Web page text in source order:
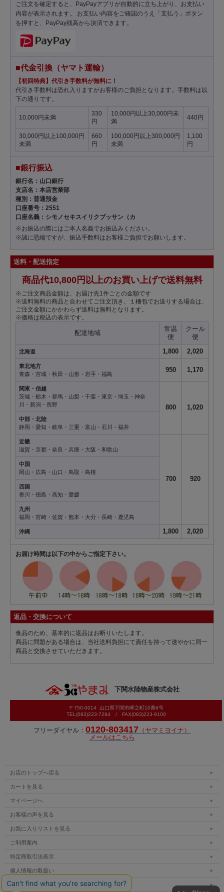
ご注文を確定すると、PayPayアプリが自動的に立ち上がり、お支払い
内容が表示されます。 お支払い内容をご確認のうえ「支払う」ボタン
を押すと、PayPay残高から決済できます。
■代金引換（ヤマト運輸）
【初回特典】代引き手数料が無料に！
代引き手数料は恐れ入りますがお客様のご負担となります。手数料は以
下の通りです。
10,000円未満
330
円
10,000円以上30,000円未
満
440円
30,000円以上100,000円
未満
660
円
100,000円以上300,000円
未満
1,100
円
■銀行振込
銀行名：山口銀行
支店名：本店営業部
種別：普通預金
口座番号：2551
口座名義：シモノセキスイリクブッサン（カ
※お振込の際にはご本人名義でお振込みください。
※誠に恐縮ですが、振込手数料はお客様ご負担でお願いします。
送料・配送指定
商品代10,800円以上のお買い上げで送料無料
※ご注文商品金額は、お届け先1件ごとの金額です
※送料無料の商品と合わせてご注文頂き、１梱包でお送りする場合は、
ご注文金額にかかわらず送料は無料となります。
※価格は税込の表示です。
配達地域
常温
便
クール
便
北海道 1,800 2,020
東北地方
青森・宮城・秋田・山形・岩手・福島
950 1,170
関東・信越
茨城・栃木・群馬・山梨・千葉・東京・埼玉・神奈
川・新潟・長野
800 1,020
中部・北陸
静岡・愛知・岐阜・三重・富山・石川・福井
近畿
滋賀・京都・奈良・兵庫・大阪・和歌山
700 920
中国
岡山・広島・山口・鳥取・島根
四国
香川・徳島・高知・愛媛
九州
福岡・宮崎・佐賀・熊本・大分・長崎・鹿児島
沖縄 1,800 2,020
お届け時間は以下の中からご指定下さい。
返品・交換について
食品のため、基本的に返品はお断りいたします。
商品に問題がある場合は、当社送料負担にて責任を持って速やかに同一
商品と交換させていただきます。
下関水陸物産株式会社
〒750-0014 山口県下関市岬之町10番6号
TEL(083)223-7284 / FAX(083)223-9100
フリーダイヤル： 0120-803417 （ヤマミヨイナ）
メールはこちら
お店のトップへ戻る
カートを見る
マイページへ
お客様の声を見る
お気に入りリストを見る
ご利用案内
特定商取引法表示
個人情報の取扱い
サイトマップ